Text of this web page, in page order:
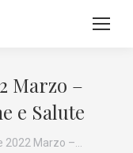
Marzo –
e Salute
Marzo –…